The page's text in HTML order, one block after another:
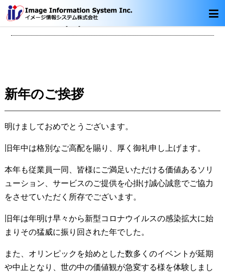
ニュースリリース
新年のご挨拶
明けましておめでとうございます。
旧年中は格別なご高配を賜り、厚く御礼申し上げます。
本年も従業員一同、皆様にご満足いただける価値あるソリ
ューション、サービスのご提供を心掛け誠心誠意でご協力
をさせていただく所存でございます。
旧年は年明け早々から新型コロナウイルスの感染拡大に始
まりその猛威に振り回された年でした。
また、オリンピックを始めとした数多くのイベントが延期
や中止となり、世の中の価値観が急変する様を体験しまし